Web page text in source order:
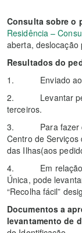
Consulta sobre o
Residência –
aberta, deslocação
Resultados do
1. Enviado ao
2. Levantar
terceiros.
3. Para fazer o
Centro de Serviços
das Ilhas(aos
4. Em relação ao
Única, pode
“Recolha fácil”
Documentos a
levantamento de